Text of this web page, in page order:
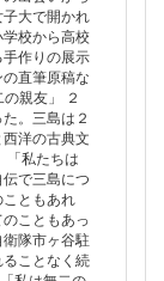
大で開かれ
校から高校
作りの展示
直筆原稿な
親友」 ２
。三島は２
洋の古典文
「私たちは
で三島につ
ともあれ
こともあっ
隊市ヶ谷駐
ことなく続